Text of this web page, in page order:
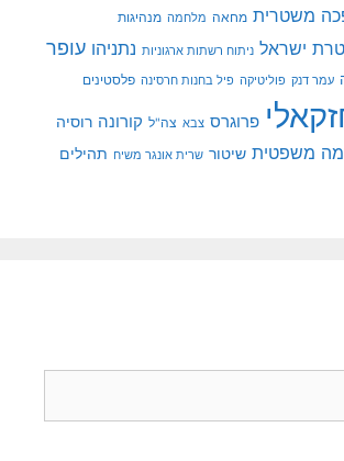
משטרית מחאה מלחמה מנהיגות
ישראל ניתוח רשתות ארגוניות נתניהו עופר
עמר דנק פוליטיקה פיל בחנות חרסינה פלסטינים
פרוגרס צבא צה"ל קורונה רוסיה
משפטית שיטור שרית אונגר משיח תהילים